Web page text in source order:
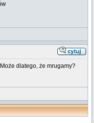
dlatego, że mrugamy?